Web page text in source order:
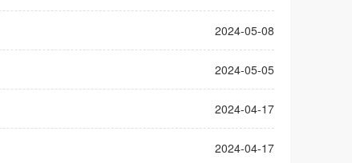
2024-05-08
2024-05-05
2024-04-17
2024-04-17